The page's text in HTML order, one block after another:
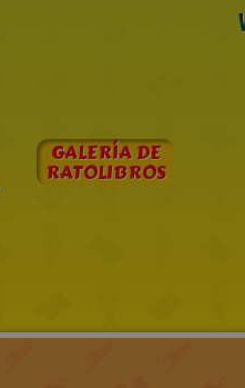
GALERÍA DE
RATOLIBROS